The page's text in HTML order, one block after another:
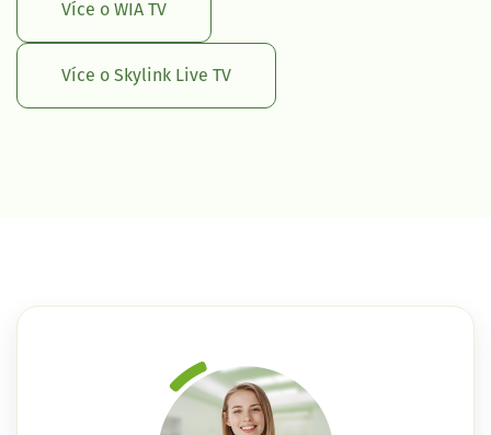
Více o WIA TV
Více o Skylink Live TV